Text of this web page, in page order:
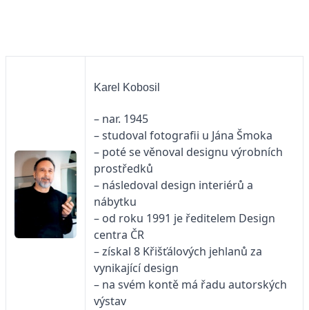
Karel Kobosil
– nar. 1945
– studoval fotografii u Jána Šmoka
– poté se věnoval designu výrobních
prostředků
– následoval design interiérů a
nábytku
– od roku 1991 je ředitelem Design
centra ČR
– získal 8 Křišťálových jehlanů za
vynikající design
– na svém kontě má řadu autorských
výstav